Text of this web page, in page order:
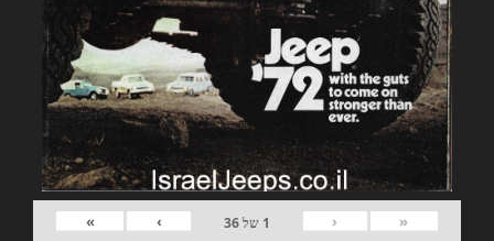
«
‹
1 של36
›
»